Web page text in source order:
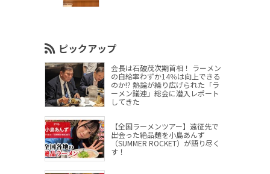
ピックアップ
会長は石破茂次期首相！ ラーメン
の自給率わずか14％は向上できる
のか!? 熱論が繰り広げられた「ラ
ーメン議連」総会に潜入レポート
してきた
【全国ラーメンツアー】遠征先で
出会った絶品麺を小島あんず
（SUMMER ROCKET）が語り尽く
す！